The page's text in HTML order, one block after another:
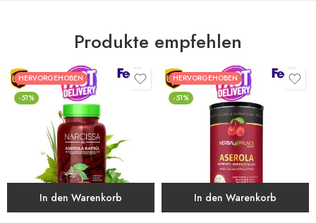
Produkte empfehlen
HERVORGEHOBEN
-51%
In den Warenkorb
HERVORGEHOBEN
-51%
In den Warenkorb